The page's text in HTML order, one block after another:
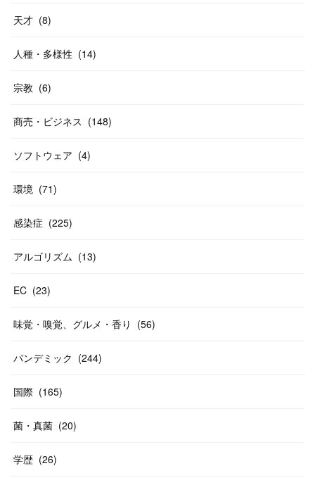
天才 (8)
人種・多様性 (14)
宗教 (6)
商売・ビジネス (148)
ソフトウェア (4)
環境 (71)
感染症 (225)
アルゴリズム (13)
EC (23)
味覚・嗅覚、グルメ・香り (56)
パンデミック (244)
国際 (165)
菌・真菌 (20)
学歴 (26)